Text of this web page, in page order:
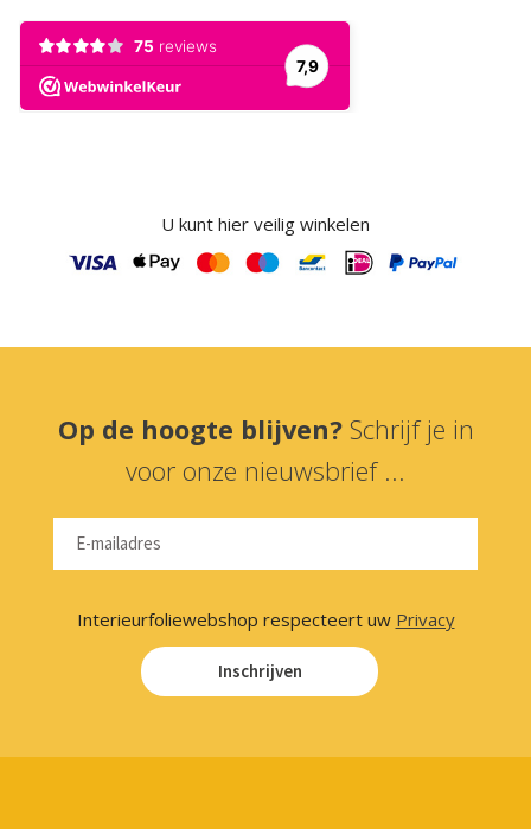
U kunt hier veilig winkelen
Op de hoogte blijven? Schrijf je in
voor onze nieuwsbrief ...
Interieurfoliewebshop respecteert uw Privacy
Inschrijven